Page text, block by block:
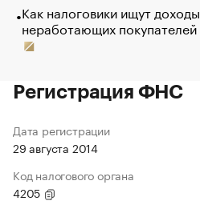
Как налоговики ищут доходы
неработающих покупателей
Регистрация ФНС
Дата регистрации
29 августа 2014
Код налогового органа
4205